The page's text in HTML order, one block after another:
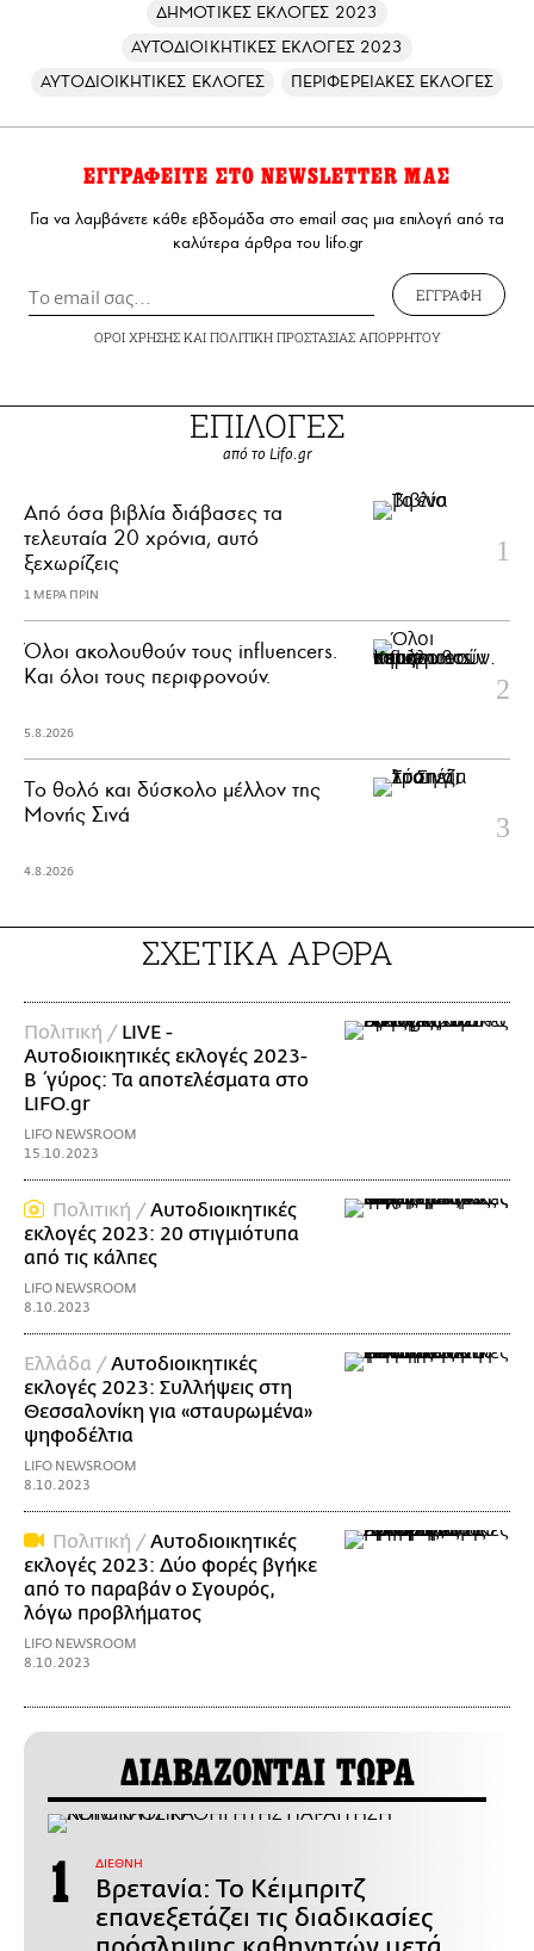
ΔΗΜΟΤΙΚΕΣ ΕΚΛΟΓΕΣ 2023
ΑΥΤΟΔΙΟΙΚΗΤΙΚΕΣ ΕΚΛΟΓΕΣ 2023
ΑΥΤΟΔΙΟΙΚΗΤΙΚΕΣ ΕΚΛΟΓΕΣ
ΠΕΡΙΦΕΡΕΙΑΚΕΣ ΕΚΛΟΓΕΣ
ΕΓΓΡΑΦΕΙΤΕ ΣΤΟ NEWSLETTER ΜΑΣ
Για να λαμβάνετε κάθε εβδομάδα στο email σας μια επιλογή από τα
καλύτερα άρθρα του lifo.gr
ΕΓΓΡΑΦΗ
ΟΡΟΙ ΧΡΗΣΗΣΚΑΙ ΠΟΛΙΤΙΚΗ ΠΡΟΣΤΑΣΙΑΣ ΑΠΟΡΡΗΤΟΥ
ΕΠΙΛΟΓΕΣ
από το Lifo.gr
Από όσα βιβλία διάβασες τα
τελευταία 20 χρόνια, αυτό
ξεχωρίζεις
1 ΜΕΡΑ ΠΡΙΝ
Όλοι ακολουθούν τους influencers.
Και όλοι τους περιφρονούν.
5.8.2026
Το θολό και δύσκολο μέλλον της
Μονής Σινά
4.8.2026
ΣΧΕΤΙΚΑ ΑΡΘΡΑ
Πολιτική / LIVE -
Αυτοδιοικητικές εκλογές 2023-
Β΄γύρος: Τα αποτελέσματα στο
LIFO.gr
LIFO NEWSROOM
15.10.2023
Πολιτική /Αυτοδιοικητικές
εκλογές 2023: 20 στιγμιότυπα
από τις κάλπες
LIFO NEWSROOM
8.10.2023
Ελλάδα /Αυτοδιοικητικές
εκλογές 2023: Συλλήψεις στη
Θεσσαλονίκη για «σταυρωμένα»
ψηφοδέλτια
LIFO NEWSROOM
8.10.2023
Πολιτική /Αυτοδιοικητικές
εκλογές 2023: Δύο φορές βγήκε
από το παραβάν ο Σγουρός,
λόγω προβλήματος
LIFO NEWSROOM
8.10.2023
ΔΙΑΒΑΖΟΝΤΑΙ ΤΩΡΑ
ΔΙΕΘΝΗ
Βρετανία: Το Κέιμπριτζ
επανεξετάζει τις διαδικασίες